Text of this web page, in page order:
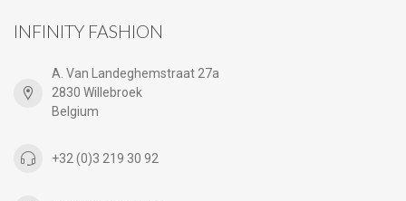
INFINITY FASHION
A. Van Landeghemstraat 27a
2830 Willebroek
Belgium
+32 (0)3 219 30 92